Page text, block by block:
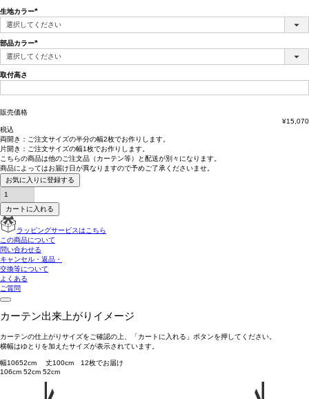
生地カラー
(必
須)
部品カラー
(必
須)
取付高さ
販売価格
¥15,070
税込
両開き： ご注文サイズの半分の幅2枚でお作りします。
片開き： ご注文サイズの幅1枚でお作りします。
こちらの商品は他のご注文品（カーテン等）と配送が別々 になります。
商品によってはお届け日が異なりますので予めご了承くださいませ。
お気に入りに登録する
カートに入れる
ラッピングサービスはこちら
この商品について
問い合わせる
キャンセル・返品・
交換等について
よくある
ご質問
カーテン出来上がりイメージ
カーテンの仕上がりサイズをご確認の上、「カートに入れる」ボタンを押してください。
横幅はゆとりを加えたサイズが表示されています。
幅10652cm 丈100cm 12枚でお届け
106cm 52cm 52cm